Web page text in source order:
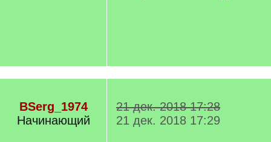
BSerg_1974
Начинающий
21 дек. 2018 17:28
21 дек. 2018 17:29